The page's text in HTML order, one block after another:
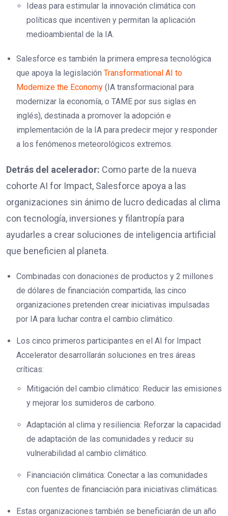
Ideas para estimular la innovación climática con
políticas que incentiven y permitan la aplicación
medioambiental de la IA.
Salesforce es también la primera empresa tecnológica
que apoya la legislación Transformational AI to
Modernize the Economy (IA transformacional para
modernizar la economía, o TAME por sus siglas en
inglés), destinada a promover la adopción e
implementación de la IA para predecir mejor y responder
a los fenómenos meteorológicos extremos.
Detrás del acelerador: Como parte de la nueva
cohorte AI for Impact, Salesforce apoya a las
organizaciones sin ánimo de lucro dedicadas al clima
con tecnología, inversiones y filantropía para
ayudarles a crear soluciones de inteligencia artificial
que beneficien al planeta.
Combinadas con donaciones de productos y 2 millones
de dólares de financiación compartida, las cinco
organizaciones pretenden crear iniciativas impulsadas
por IA para luchar contra el cambio climático.
Los cinco primeros participantes en el AI for Impact
Accelerator desarrollarán soluciones en tres áreas
críticas:
Mitigación del cambio climático: Reducir las emisiones
y mejorar los sumideros de carbono.
Adaptación al clima y resiliencia: Reforzar la capacidad
de adaptación de las comunidades y reducir su
vulnerabilidad al cambio climático.
Financiación climática: Conectar a las comunidades
con fuentes de financiación para iniciativas climáticas.
Estas organizaciones también se beneficiarán de un año